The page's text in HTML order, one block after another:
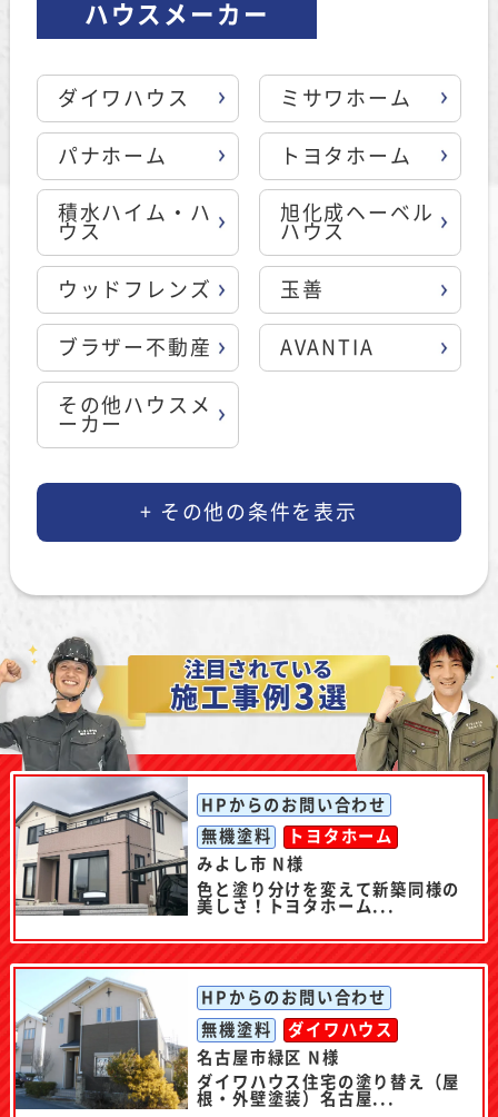
ハウスメーカー
ダイワハウス ミサワホーム
パナホーム トヨタホーム
積水ハイム・ハ
ウス
旭化成ヘーベル
ハウス
ウッドフレンズ 玉善
ブラザー不動産 AVANTIA
その他ハウスメ
ーカー
HPからのお問い合わせ
無機塗料
トヨタホーム
みよし市 N様
色と塗り分けを変えて新築同様の
美しさ！トヨタホーム...
HPからのお問い合わせ
無機塗料
ダイワハウス
名古屋市緑区 N様
ダイワハウス住宅の塗り替え（屋
根・外壁塗装）名古屋...